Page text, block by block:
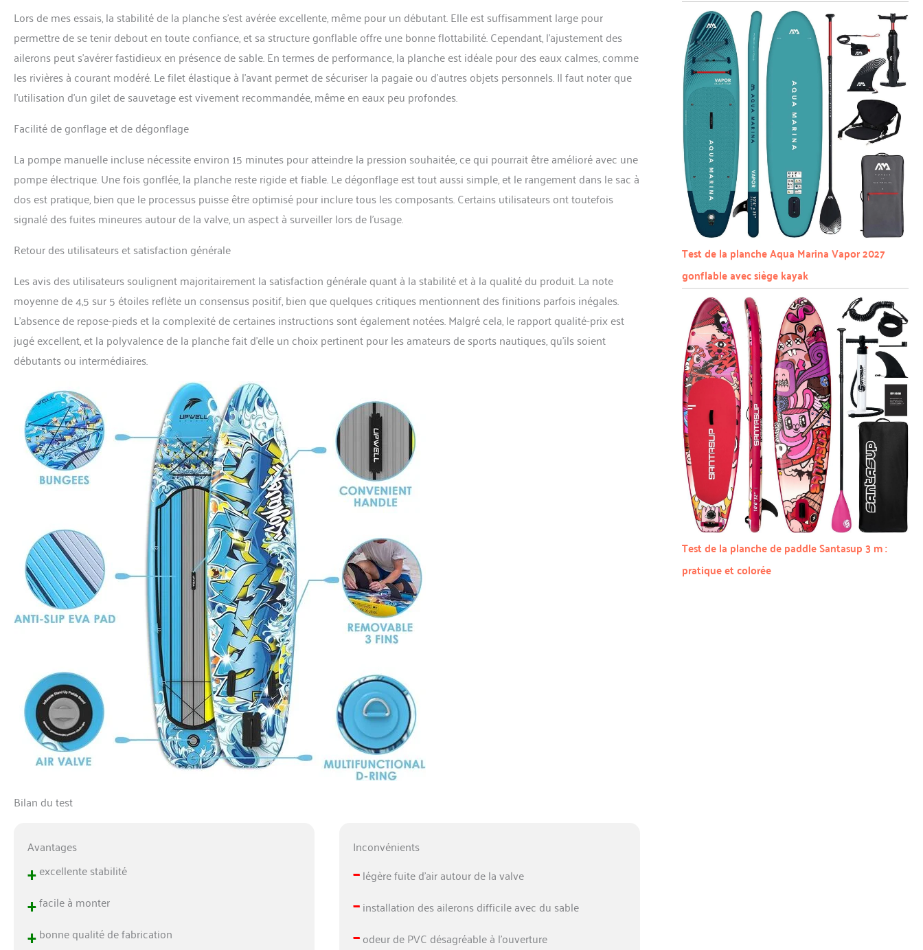
Lors de mes essais, la stabilité de la planche s’est avérée excellente, même pour un débutant. Elle est suffisamment large pour
permettre de se tenir debout en toute confiance, et sa structure gonflable offre une bonne flottabilité. Cependant, l’ajustement des
ailerons peut s’avérer fastidieux en présence de sable. En termes de performance, la planche est idéale pour des eaux calmes, comme
les rivières à courant modéré. Le filet élastique à l’avant permet de sécuriser la pagaie ou d’autres objets personnels. Il faut noter que
l’utilisation d’un gilet de sauvetage est vivement recommandée, même en eaux peu profondes.
Facilité de gonflage et de dégonflage
La pompe manuelle incluse nécessite environ 15 minutes pour atteindre la pression souhaitée, ce qui pourrait être amélioré avec une
pompe électrique. Une fois gonflée, la planche reste rigide et fiable. Le dégonflage est tout aussi simple, et le rangement dans le sac à
dos est pratique, bien que le processus puisse être optimisé pour inclure tous les composants. Certains utilisateurs ont toutefois
signalé des fuites mineures autour de la valve, un aspect à surveiller lors de l’usage.
Retour des utilisateurs et satisfaction générale
Les avis des utilisateurs soulignent majoritairement la satisfaction générale quant à la stabilité et à la qualité du produit. La note
moyenne de 4,5 sur 5 étoiles reflète un consensus positif, bien que quelques critiques mentionnent des finitions parfois inégales.
L’absence de repose-pieds et la complexité de certaines instructions sont également notées. Malgré cela, le rapport qualité-prix est
jugé excellent, et la polyvalence de la planche fait d’elle un choix pertinent pour les amateurs de sports nautiques, qu’ils soient
débutants ou intermédiaires.
Bilan du test
Avantages
+excellente stabilité
+facile à monter
+bonne qualité de fabrication
Inconvénients
–légère fuite d’air autour de la valve
–installation des ailerons difficile avec du sable
–odeur de PVC désagréable à l’ouverture
Test de la planche Aqua Marina Vapor 2027
gonflable avec siège kayak
Test de la planche de paddle Santasup 3 m :
pratique et colorée